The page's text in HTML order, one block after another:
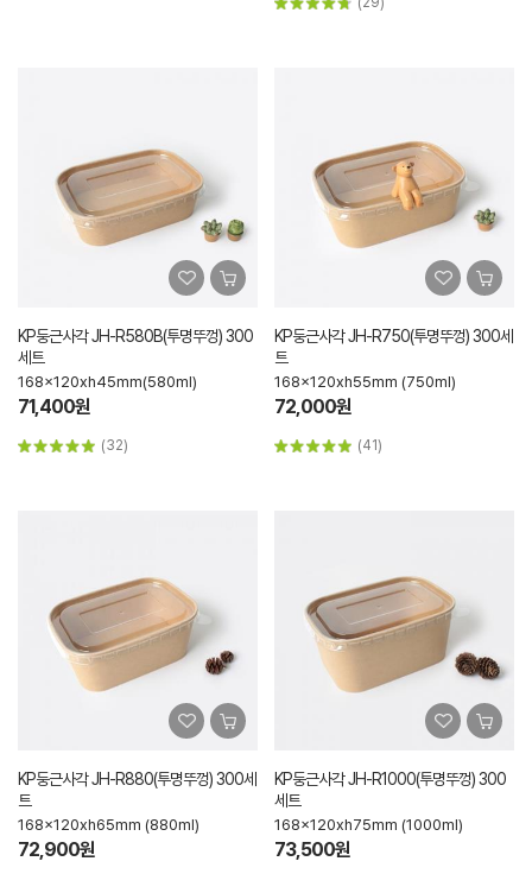
KP둥근사각 JH-R580B(투명뚜껑) 300
세트
168x120xh45mm(580ml)
71,400원
(32)
KP둥근사각 JH-R750(투명뚜껑) 300세
트
168x120xh55mm (750ml)
72,000원
(41)
KP둥근사각 JH-R880(투명뚜껑) 300세
트
168x120xh65mm (880ml)
72,900원
KP둥근사각 JH-R1000(투명뚜껑) 300
세트
168x120xh75mm (1000ml)
73,500원